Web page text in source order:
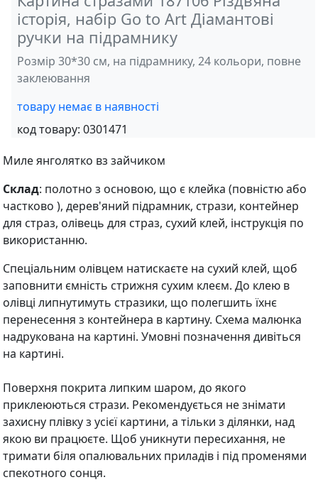
історія, набір Go to Art Діамантові
ручки на підрамнику
Розмір 30*30 см, на підрамнику, 24 кольори, повне
заклеювання
товару немає в наявності
код товару: 0301471
Миле янголятко вз зайчиком
Склад: полотно з основою, що є клейка (повністю або
частково ), дерев'яний підрамник, стрази, контейнер
для страз, олівець для страз, сухий клей, інструкція по
використанню.
Спеціальним олівцем натискаєте на сухий клей, щоб
заповнити ємність стрижня сухим клеєм. До клею в
олівці липнутимуть стразики, що полегшить їхнє
перенесення з контейнера в картину. Схема малюнка
надрукована на картині. Умовні позначення дивіться
на картині.
Поверхня покрита липким шаром, до якого
приклеюються стрази. Рекомендується не знімати
захисну плівку з усієї картини, а тільки з ділянки, над
якою ви працюєте. Щоб уникнути пересихання, не
тримати біля опалювальних приладів і під променями
спекотного сонця.